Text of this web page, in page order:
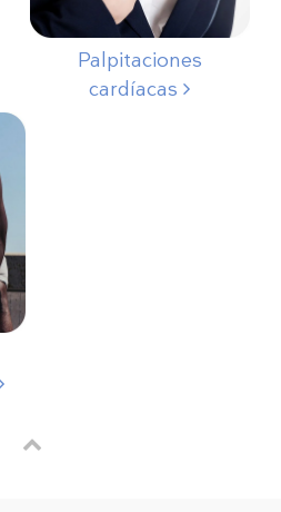
Palpitaciones
cardíacas